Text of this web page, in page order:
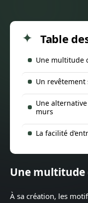
Table
Une multitude
Un revêtement
Une
murs
La facilité
Une multitude
À sa création, les